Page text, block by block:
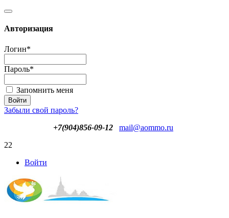
Авторизация
Логин*
Пароль*
Запомнить меня
Забыли свой пароль?
+7(904)856-09-12
mail@aommo.ru
22
Войти